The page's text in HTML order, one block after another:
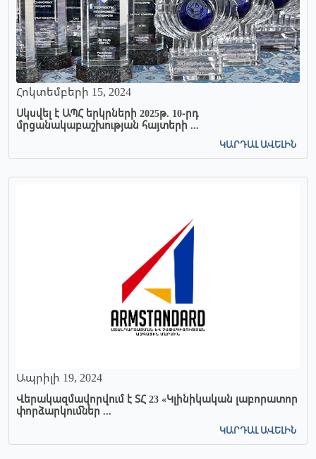
Հոկտեմբերի 15, 2024
Սկսվել է ԱՊՀ երկրների 2025թ. 10-րդ
մրցանակաբաշխության հայտերի ...
ԿԱՐԴԱԼ ԱՎԵԼԻՆ
Ապրիլի 19, 2024
Վերակազմավորվում է ՏՀ 23 «Կլինիկական լաբորատոր
փորձարկումներ ...
ԿԱՐԴԱԼ ԱՎԵԼԻՆ